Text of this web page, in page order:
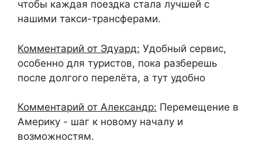
чтобы каждая поездка стала лучшей с
нашими такси-трансферами.
Комментарий от Эдуард: Удобный сервис,
особенно для туристов, пока разберешь
после долгого перелёта, а тут удобно
Комментарий от Александр: Перемещение в
Америку - шаг к новому началу и
возможностям.